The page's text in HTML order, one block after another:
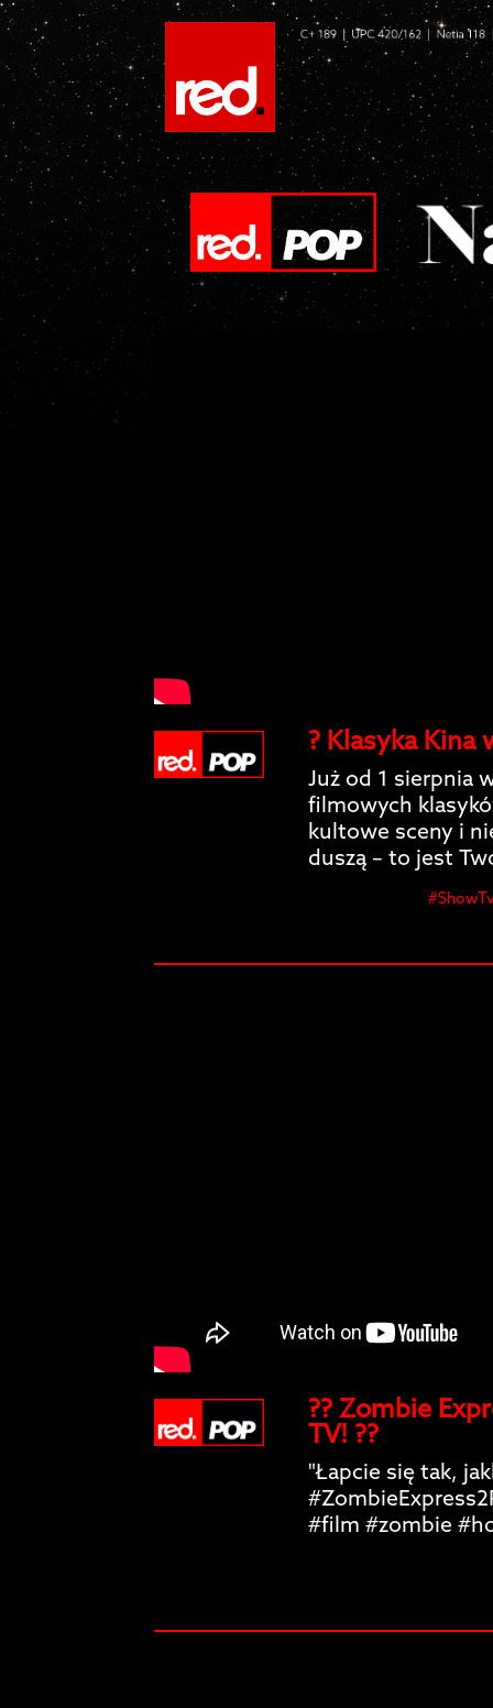
? Klasyka Kina
Już od 1 sierpnia
filmowych
kultowe sceny i
duszą – to jest
?? Zombie
TV! ??
"Łapcie się tak,
#film #zombie